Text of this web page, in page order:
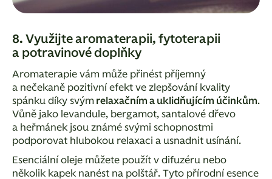
8. Využijte aromaterapii, fytoterapii
a potravinové doplňky
Aromaterapie vám může přinést příjemný
a nečekaně pozitivní efekt ve zlepšování kvality
spánku díky svým relaxačním a uklidňujícím účinkům.
Vůně jako levandule, bergamot, santalové dřevo
a heřmánek jsou známé svými schopnostmi
podporovat hlubokou relaxaci a usnadnit usínání.
Esenciální oleje můžete použít v difuzéru nebo
několik kapek nanést na polštář. Tyto přírodní esence